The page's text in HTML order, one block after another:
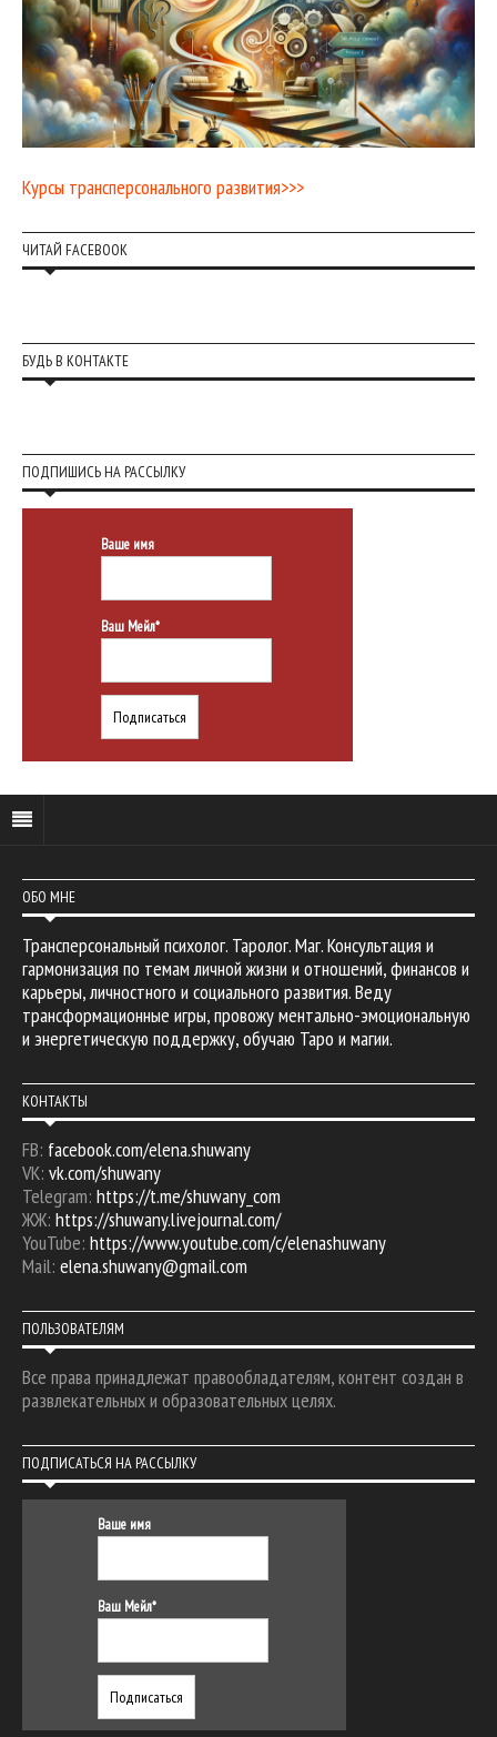
Курсы трансперсонального развития>>>
ЧИТАЙ FACEBOOK
БУДЬ В КОНТАКТЕ
ПОДПИШИСЬ НА РАССЫЛКУ
Ваше имя
Ваш Мейл*
ОБО МНЕ
Трансперсональный психолог. Таролог. Маг. Консультация и
гармонизация по темам личной жизни и отношений, финансов и
карьеры, личностного и социального развития. Веду
трансформационные игры, провожу ментально-эмоциональную
и энергетическую поддержку, обучаю Таро и магии.
КОНТАКТЫ
FB: facebook.com/elena.shuwany
VK: vk.com/shuwany
Telegram: https://t.me/shuwany_com
ЖЖ: https://shuwany.livejournal.com/
YouTube: https://www.youtube.com/c/elenashuwany
Mail: elena.shuwany@gmail.com
ПОЛЬЗОВАТЕЛЯМ
Все права принадлежат правообладателям, контент создан в
развлекательных и образовательных целях.
ПОДПИСАТЬСЯ НА РАССЫЛКУ
Ваше имя
Ваш Мейл*